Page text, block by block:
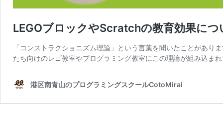
LEGOブロックやScratchの教育効果につ
「コンストラクショニズム理論」という言葉を聞いたことがあ
たち向けのレゴ教室やプログラミング教室にこの理論が組み込ま
港区南青山のプログラミングスクールCotoMirai